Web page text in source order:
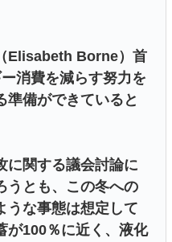
Elisabeth Borne）首
消費を減らす努力を
準備ができていると
関する議会討論に
うとも、この冬への
うな事態は想定して
が100％に近く、液化